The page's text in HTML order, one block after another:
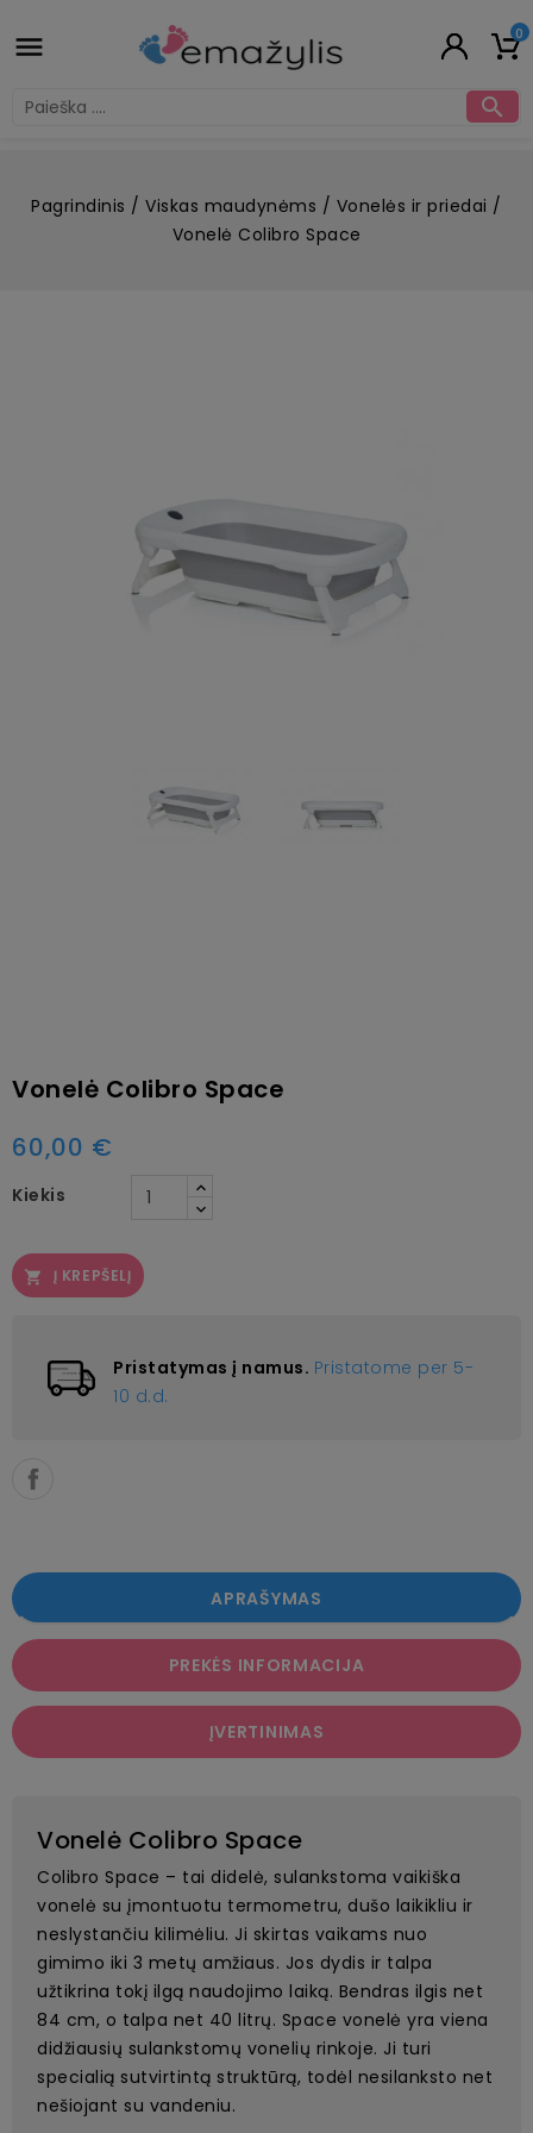
 0

Pagrindinis Viskas maudynėms
Vonelės ir priedai
Vonelė Colibro Space
Vonelė Colibro Space
60,00 €
Kiekis
 Į KREPŠELĮ
Pristatymas į namus. Pristatome per 5-
10 d.d.
APRAŠYMAS
PREKĖS INFORMACIJA
ĮVERTINIMAS
Vonelė Colibro Space
Colibro Space – tai didelė, sulankstoma vaikiška
vonelė su įmontuotu termometru, dušo laikikliu ir
neslystančiu kilimėliu. Ji skirtas vaikams nuo
gimimo iki 3 metų amžiaus. Jos dydis ir talpa
užtikrina tokį ilgą naudojimo laiką. Bendras ilgis net
84 cm, o talpa net 40 litrų. Space vonelė yra viena
didžiausių sulankstomų vonelių rinkoje. Ji turi
specialią sutvirtintą struktūrą, todėl nesilanksto net
nešiojant su vandeniu.